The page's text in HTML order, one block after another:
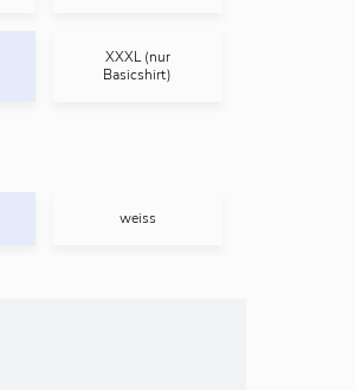
XXXL (nur
Basicshirt)
weiss